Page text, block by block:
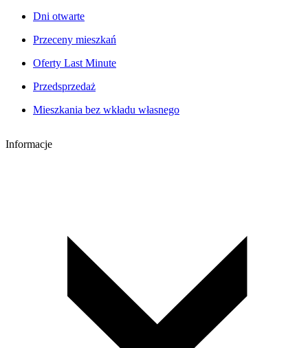
Dni otwarte
Przeceny mieszkań
Oferty Last Minute
Przedsprzedaż
Mieszkania bez wkładu własnego
Informacje